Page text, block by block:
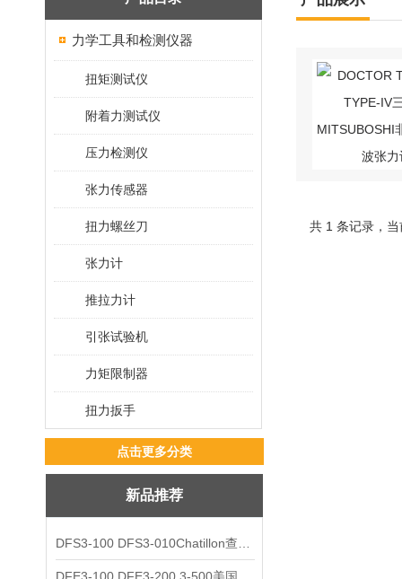
力学工具和检测仪器
扭矩测试仪
附着力测试仪
压力检测仪
张力传感器
扭力螺丝刀
张力计
推拉力计
引张试验机
力矩限制器
扭力扳手
点击更多分类
新品推荐
共 1 条记录，